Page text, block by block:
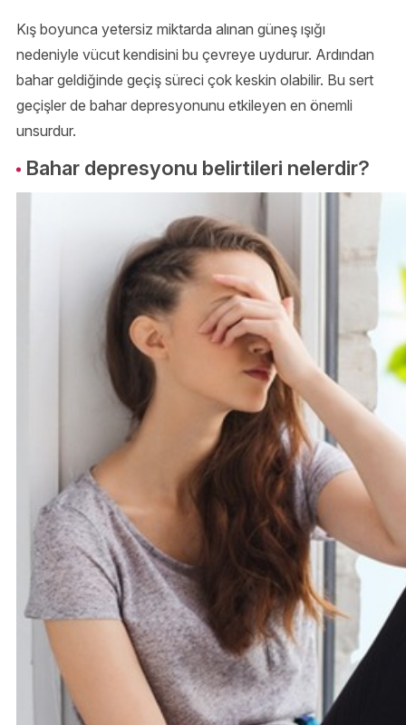
Kış boyunca yetersiz miktarda alınan güneş ışığı
nedeniyle vücut kendisini bu çevreye uydurur. Ardından
bahar geldiğinde geçiş süreci çok keskin olabilir. Bu sert
geçişler de bahar depresyonunu etkileyen en önemli
unsurdur.
Bahar depresyonu belirtileri nelerdir?